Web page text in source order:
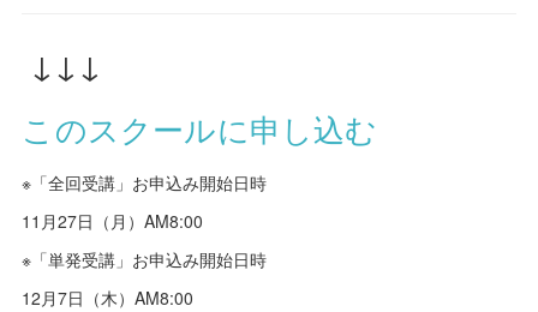
↓↓↓
このスクールに申し込む
※「全回受講」お申込み開始日時
11月27日（月）AM8:00
※「単発受講」お申込み開始日時
12月7日（木）AM8:00